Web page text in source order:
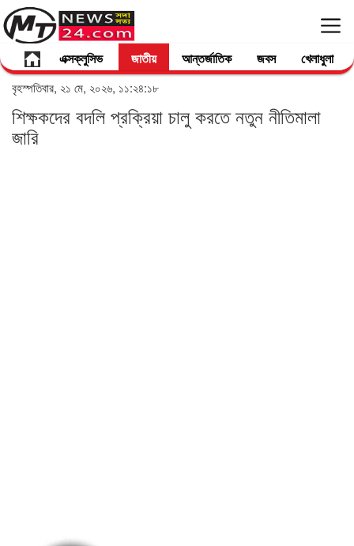
এক্সক্লুসিভ জাতীয় আন্তর্জাতিক জবস খেলাধুলা
বৃহস্পতিবার, ২১ মে, ২০২৬, ১১:২৪:১৮
শিক্ষকদের বদলি প্রক্রিয়া চালু করতে নতুন নীতিমালা
জারি